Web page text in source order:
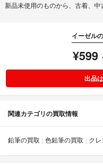
新品未使用のものから、古着、中
イーゼル
¥599
出品
関連カテゴリの買取情報
鉛筆の買取 色鉛筆の買取 ク